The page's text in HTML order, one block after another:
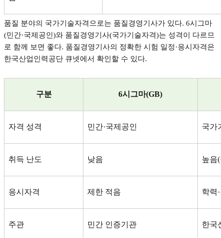
품질 분야의 국가기술자격으로는 품질경영기사가 있다. 6시그마
(민간·국제공인)와 품질경영기사(국가기술자격)는 성격이 다르므
로 함께 보면 좋다. 품질경영기사의 정확한 시험 일정·응시자격은
한국산업인력공단 큐넷에서 확인할 수 있다.
구분 6시그마(GB)
자격 성격 민간·국제공인 국가
취득 난도 낮음 높음(
응시자격 제한 적음 학력·
주관 민간 인증기관 한국